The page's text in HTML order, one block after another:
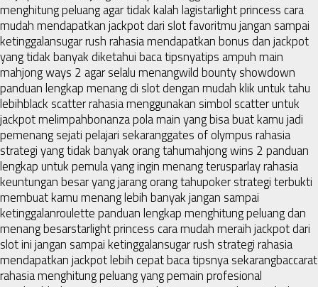
menghitung peluang agar tidak kalah lagistarlight princess cara
mudah mendapatkan jackpot dari slot favoritmu jangan sampai
ketinggalansugar rush rahasia mendapatkan bonus dan jackpot
yang tidak banyak diketahui baca tipsnyatips ampuh main
mahjong ways 2 agar selalu menangwild bounty showdown
panduan lengkap menang di slot dengan mudah klik untuk tahu
lebihblack scatter rahasia menggunakan simbol scatter untuk
jackpot melimpahbonanza pola main yang bisa buat kamu jadi
pemenang sejati pelajari sekaranggates of olympus rahasia
strategi yang tidak banyak orang tahumahjong wins 2 panduan
lengkap untuk pemula yang ingin menang terusparlay rahasia
keuntungan besar yang jarang orang tahupoker strategi terbukti
membuat kamu menang lebih banyak jangan sampai
ketinggalanroulette panduan lengkap menghitung peluang dan
menang besarstarlight princess cara mudah meraih jackpot dari
slot ini jangan sampai ketinggalansugar rush strategi rahasia
mendapatkan jackpot lebih cepat baca tipsnya sekarangbaccarat
rahasia menghitung peluang yang pemain profesional